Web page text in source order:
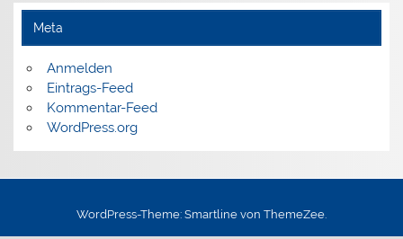
Meta
Anmelden
Eintrags-Feed
Kommentar-Feed
WordPress.org
WordPress-Theme: Smartline von ThemeZee.